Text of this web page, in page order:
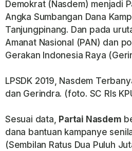
Demokrat (Nasdem) menjadi
Angka Sumbangan Dana
Tanjungpinang. Dan pada
Amanat Nasional (PAN) dan
Gerakan Indonesia Raya
LPSDK 2019, Nasdem
dan Gerindra. (foto. SC Rls
Sesuai data, Partai Nasdem
dana bantuan kampanye
(Sembilan Ratus Dua Puluh